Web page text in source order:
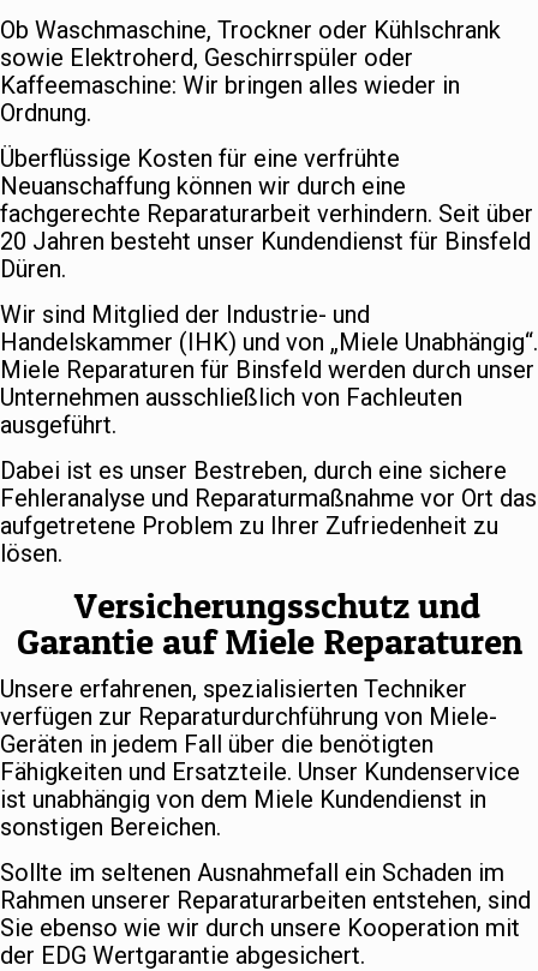
Ob Waschmaschine, Trockner oder Kühlschrank
sowie Elektroherd, Geschirrspüler oder
Kaffeemaschine: Wir bringen alles wieder in
Ordnung.
Überflüssige Kosten für eine verfrühte
Neuanschaffung können wir durch eine
fachgerechte Reparaturarbeit verhindern. Seit über
20 Jahren besteht unser Kundendienst für Binsfeld
Düren.
Wir sind Mitglied der Industrie- und
Handelskammer (IHK) und von „Miele Unabhängig“.
Miele Reparaturen für Binsfeld werden durch unser
Unternehmen ausschließlich von Fachleuten
ausgeführt.
Dabei ist es unser Bestreben, durch eine sichere
Fehleranalyse und Reparaturmaßnahme vor Ort das
aufgetretene Problem zu Ihrer Zufriedenheit zu
lösen.
Versicherungsschutz und
Garantie auf Miele Reparaturen
Unsere erfahrenen, spezialisierten Techniker
verfügen zur Reparaturdurchführung von Miele-
Geräten in jedem Fall über die benötigten
Fähigkeiten und Ersatzteile. Unser Kundenservice
ist unabhängig von dem Miele Kundendienst in
sonstigen Bereichen.
Sollte im seltenen Ausnahmefall ein Schaden im
Rahmen unserer Reparaturarbeiten entstehen, sind
Sie ebenso wie wir durch unsere Kooperation mit
der EDG Wertgarantie abgesichert.